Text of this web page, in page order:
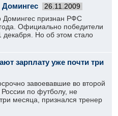
Домингес 26.11.2009
Домингес признан РФС
Официально победители
декабря. Но об этом стало
зарплату уже почти три
завоевавшие во второй
по футболу, не
месяца, признался тренер